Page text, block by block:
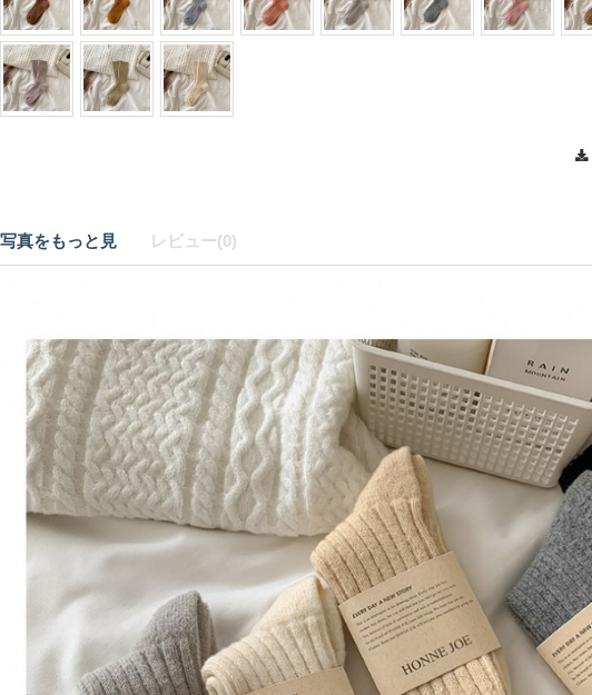
写真をもっと見 レビュー(0)